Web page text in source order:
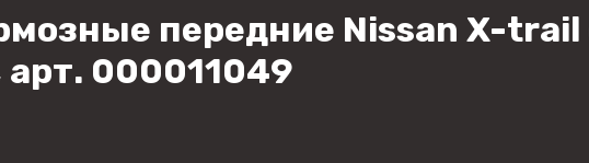
передние Nissan X-
арт. 000011049